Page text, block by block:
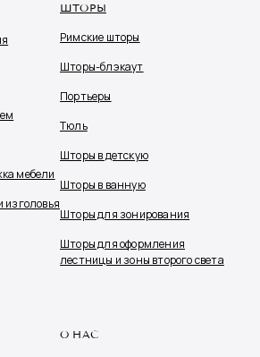
мебели
ШТОРЫ
Римские шторы
Шторы-блэкаут
Портьеры
Тюль
Шторы в детскую
Шторы в ванную
Шторы для зонирования
Шторы для оформления
лестницы и зоны второго света
О НАС